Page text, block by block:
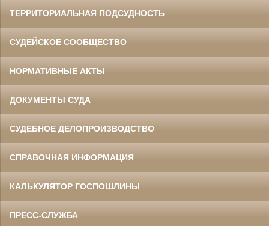
ТЕРРИТОРИАЛЬНАЯ ПОДСУДНОСТЬ
СУДЕЙСКОЕ СООБЩЕСТВО
НОРМАТИВНЫЕ АКТЫ
ДОКУМЕНТЫ СУДА
СУДЕБНОЕ ДЕЛОПРОИЗВОДСТВО
СПРАВОЧНАЯ ИНФОРМАЦИЯ
КАЛЬКУЛЯТОР ГОСПОШЛИНЫ
ПРЕСС-СЛУЖБА